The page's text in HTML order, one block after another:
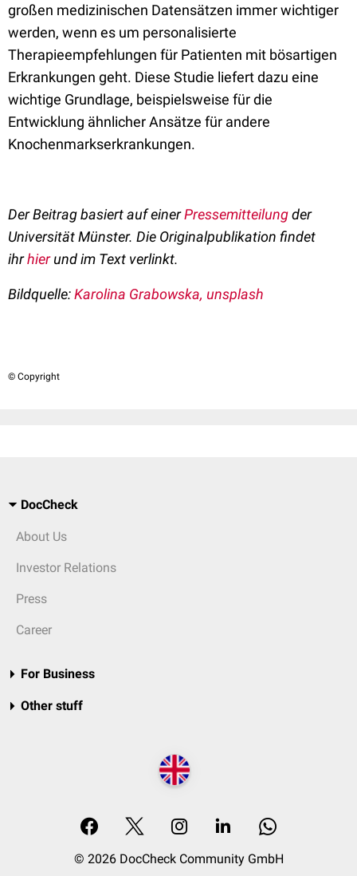
großen medizinischen Datensätzen immer wichtiger
werden, wenn es um personalisierte
Therapieempfehlungen für Patienten mit bösartigen
Erkrankungen geht. Diese Studie liefert dazu eine
wichtige Grundlage, beispielsweise für die
Entwicklung ähnlicher Ansätze für andere
Knochenmarkserkrankungen.
Der Beitrag basiert auf einerPressemitteilungder
Universität Münster. Die Originalpublikation findet
ihrhierund im Text verlinkt.
Bildquelle:Karolina Grabowska, unsplash
© Copyright
DocCheck
About Us
Investor Relations
Press
Career
For Business
Other stuff
© 2026 DocCheck Community GmbH